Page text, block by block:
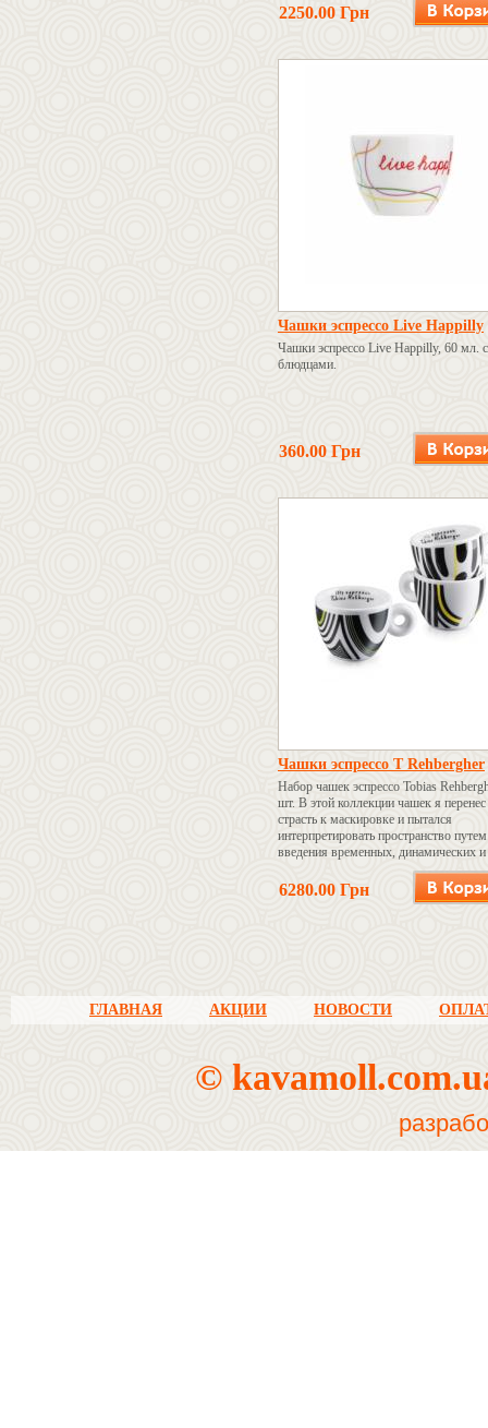
2250.00 Грн
Чашки эспрессо Live Happilly
Чашки эспрессо Live Happilly, 60 мл. с
блюдцами.
360.00 Грн
Чашки эспрессо T Rehbergher
Набор чашек эспрессо Tobias
шт. В этой коллекции чашек я
страсть к маскировке и пытался
интерпретировать пространство путем
введения временных, динамических и
дестабилизирующих элементов.
6280.00 Грн
ГЛАВНАЯ АКЦИИ НОВОСТИ
©